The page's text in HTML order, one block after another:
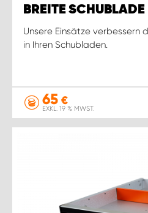
BREITE
Unsere Einsätze verbessern
in Ihren Schubladen.
65 €
EXKL. 19 % MWST.